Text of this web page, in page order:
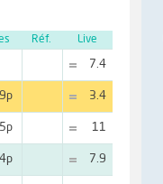
Réf. Live
7.4
3.4
11
7.9